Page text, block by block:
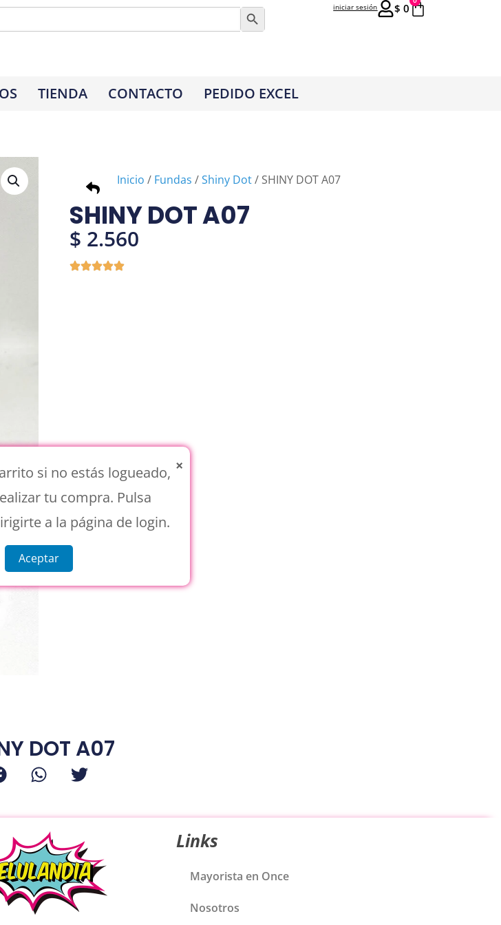
Botón de búsqueda
$ 0
iniciar sesión
TIENDA CONTACTO PEDIDO EXCEL
Inicio / Fundas /Shiny Dot/ SHINY DOT A07
SHINY DOT A07
$ 2.560
DOT A07
Links
Mayorista en Once
Nosotros
×
si no estás logueado,
tu compra. Pulsa
a la página de login.
Aceptar